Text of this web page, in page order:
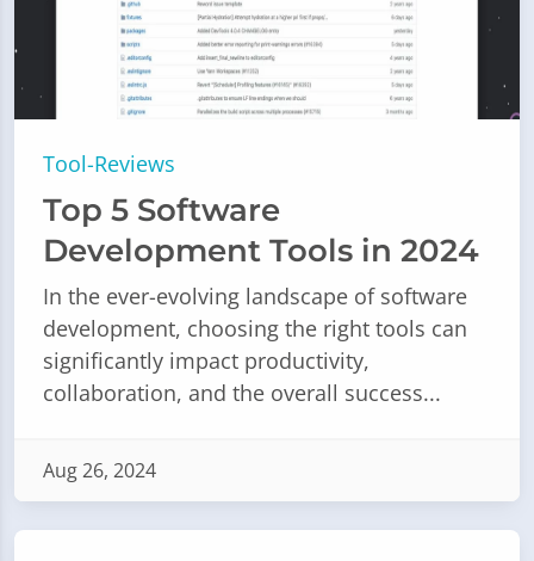
Tool-Reviews
Top 5 Software
Development Tools in 2024
In the ever-evolving landscape of software
development, choosing the right tools can
significantly impact productivity,
collaboration, and the overall success...
Aug 26, 2024